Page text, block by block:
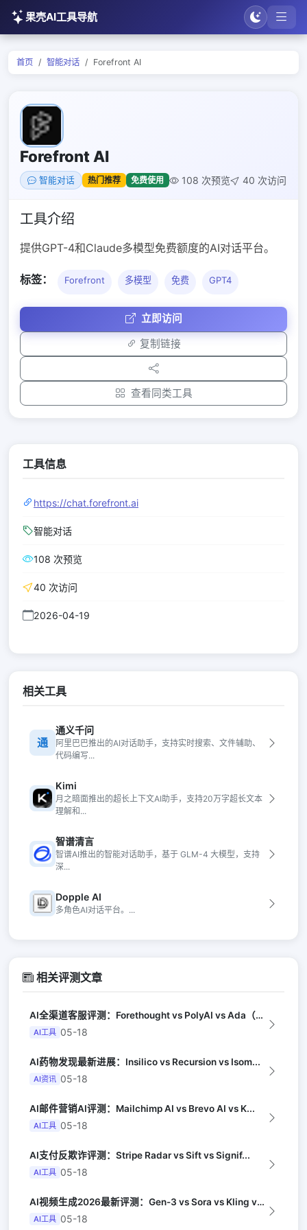
果壳AI工具导航
首页 智能对话 Forefront AI
Forefront AI
智能对话 热门推荐 免费使用 108 次预览 40 次访问
工具介绍
提供GPT-4和Claude多模型免费额度的AI对话平台。
标签： Forefront 多模型 免费 GPT4
立即访问
复制链接
查看同类工具
工具信息
https://chat.forefront.ai
智能对话
108 次预览
40 次访问
2026-04-19
相关工具
通
通义千问
阿里巴巴推出的AI对话助手，支持实时搜索、文件辅助、
代码编写...
Kimi
月之暗面推出的超长上下文AI助手，支持20万字超长文本
理解和...
智谱清言
智谱AI推出的智能对话助手，基于 GLM-4 大模型，支持
深...
Dopple AI
多角色AI对话平台。...
相关评测文章
AI全渠道客服评测：Forethought vs PolyAI vs Ada（G...
AI工具 05-18
AI药物发现最新进展：Insilico vs Recursion vs Isom...
AI资讯 05-18
AI邮件营销AI评测：Mailchimp AI vs Brevo AI vs K...
AI工具 05-18
AI支付反欺诈评测：Stripe Radar vs Sift vs Signif...
AI工具 05-18
AI视频生成2026最新评测：Gen-3 vs Sora vs Kling vs...
AI工具 05-18